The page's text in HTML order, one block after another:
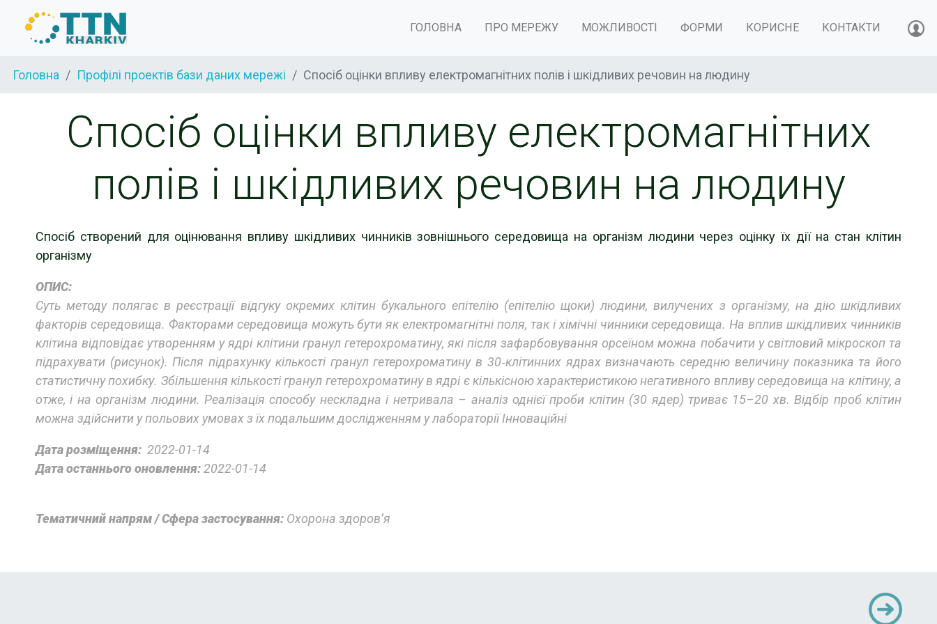
ГОЛОВНА ПРО МЕРЕЖУ МОЖЛИВОСТІ ФОРМИ КОРИСНЕ КОНТАКТИ
Головна Профілі проектів бази даних мережі Спосіб оцінки впливу електромагнітних полів і шкідливих речовин на людину
Спосіб оцінки впливу електромагнітних
полів і шкідливих речовин на людину
Спосіб створений для оцінювання впливу шкідливих чинників зовнішнього середовища на організм людини через оцінку їх дії на стан клітин
організму
ОПИС:
Суть методу полягає в реєстрації відгуку окремих клітин букального епітелію (епітелію щоки) людини, вилучених з організму, на дію шкідливих
факторів середовища. Факторами середовища можуть бути як електромагнітні поля, так і хімічні чинники середовища. На вплив шкідливих чинників
клітина відповідає утворенням у ядрі клітини гранул гетерохроматину, які після зафарбовування орсеїном можна побачити у світловий мікроскоп та
підрахувати (рисунок). Після підрахунку кількості гранул гетерохроматину в 30‐клітинних ядрах визначають середню величину показника та його
статистичну похибку. Збільшення кількості гранул гетерохроматину в ядрі є кількісною характеристикою негативного впливу середовища на клітину, а
отже, і на організм людини. Реалізація способу нескладна і нетривала – аналіз однієї проби клітин (30 ядер) триває 15–20 хв. Відбір проб клітин
можна здійснити у польових умовах з їх подальшим дослідженням у лабораторії Інноваційні
Дата розміщення: 2022-01-14
Дата останнього оновлення:2022-01-14
Тематичний напрям / Сфера застосування: Охорона здоров’я